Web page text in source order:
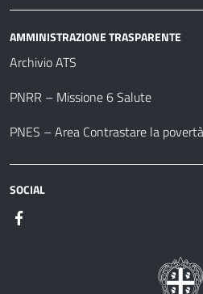
AMMINISTRAZIONE TRASPARENTE
Archivio ATS
PNRR – Missione 6 Salute
PNES – Area Contrastare la
SOCIAL